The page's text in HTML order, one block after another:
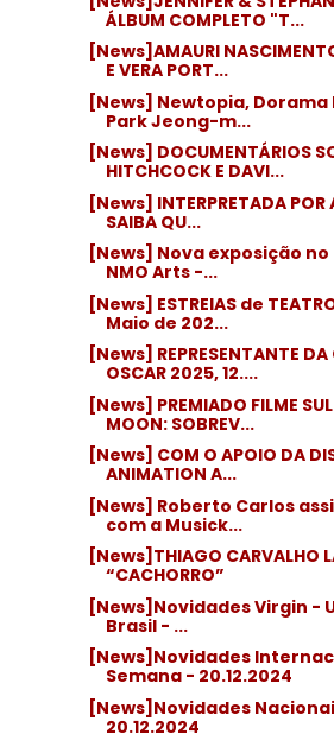
ÁLBUM COMPLETO "T...
[News]AMAURI
E VERA PORT...
[News] Newtopia, Dorama
Park Jeong-m...
[News] DOCUMENTÁRIOS
HITCHCOCK E DAVI...
[News] INTERPRETADA POR
SAIBA QU...
[News] Nova exposição
NMO Arts -...
[News] ESTREIAS de
Maio de 202...
[News] REPRESENTANTE DA
OSCAR 2025, 12....
[News] PREMIADO FILME
MOON: SOBREV...
[News] COM O APOIO DA
ANIMATION A...
[News] Roberto Carlos
com a Musick...
[News]THIAGO CARVALHO
“CACHORRO”
[News]Novidades Virgin -
Brasil - ...
[News]Novidades
Semana - 20.12.2024
[News]Novidades
20.12.2024